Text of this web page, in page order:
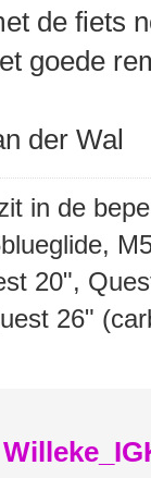
de fiets
goede
der Wal
in de
20",
26"